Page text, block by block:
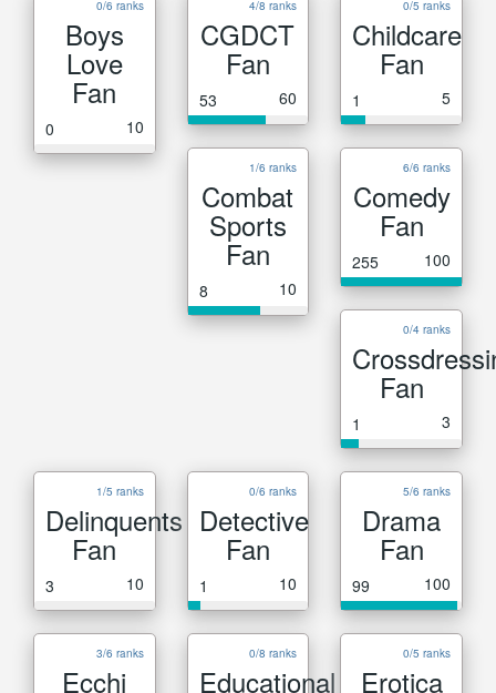
0/6 ranks
Boys
Love
Fan
0 10
4/8 ranks
CGDCT
Fan
53 60
0/5 ranks
Childcare
Fan
1 5
1/6 ranks
Combat
Sports
Fan
8 10
6/6 ranks
Comedy
Fan
255 100
0/4 ranks
Fan
1 3
1/5 ranks
Delinquents
Fan
3 10
0/6 ranks
Detective
Fan
1 10
5/6 ranks
Drama
Fan
99 100
3/6 ranks
Ecchi
0/8 ranks
Educational
0/5 ranks
Erotica